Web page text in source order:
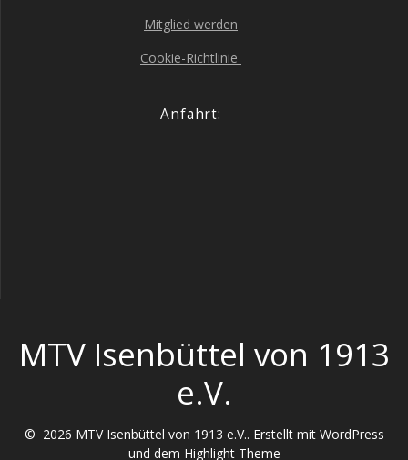
Mit­glied werden
Coo­kie-Richt­li­nie
Anfahrt:
MTV Isenbüttel von 1913
e.V.
© 2026 MTV Isenbüttel von 1913 e.V.. Erstellt mit WordPress
und dem Highlight Theme